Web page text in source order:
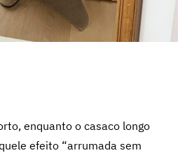
enquanto o casaco longo
efeito “arrumada sem